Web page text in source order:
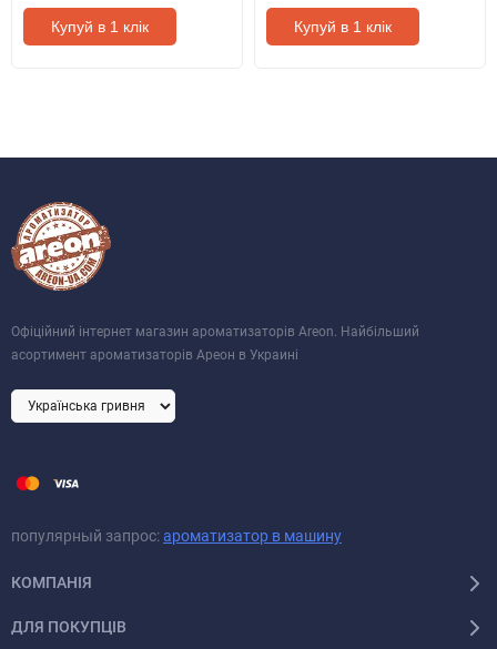
Купуй в 1 клік Купуй в 1 клік
Офіційний інтернет магазин ароматизаторів Areon. Найбільший
асортимент ароматизаторів Ареон в Украині
популярный запрос:ароматизатор в машину
КОМПАНІЯ
ДЛЯ ПОКУПЦІВ